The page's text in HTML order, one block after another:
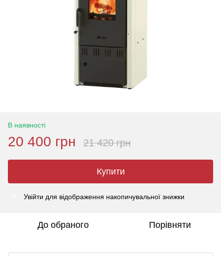
В наявності
20 400 грн 21 420 грн
Купити
Увійти для відображення накопичувальної знижки
До обраного Порівняти